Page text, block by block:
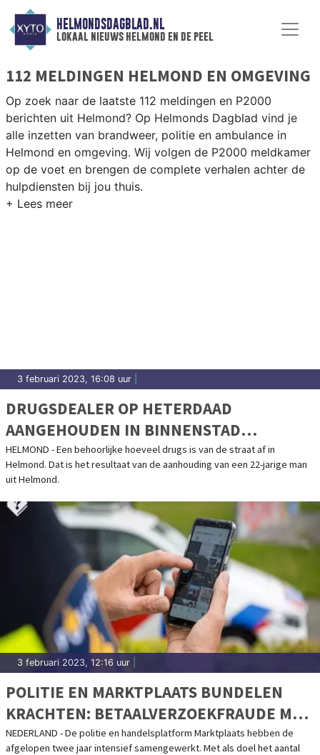
HELMONDSDAGBLAD.NL
lokaal nieuws helmond en de peel
112 MELDINGEN HELMOND EN OMGEVING
Op zoek naar de laatste 112 meldingen en P2000
berichten uit Helmond? Op Helmonds Dagblad vind je
alle inzetten van brandweer, politie en ambulance in
Helmond en omgeving. Wij volgen de P2000 meldkamer
op de voet en brengen de complete verhalen achter de
hulpdiensten bij jou thuis.
3 februari 2023, 16:08 uur
DRUGSDEALER OP HETERDAAD
AANGEHOUDEN IN BINNENSTAD
HELMOND
HELMOND - Een behoorlijke hoeveel drugs is van de straat af in
Helmond. Dat is het resultaat van de aanhouding van een 22-jarige man
uit Helmond.
3 februari 2023, 12:16 uur
POLITIE EN MARKTPLAATS BUNDELEN
KRACHTEN: BETAALVERZOEKFRAUDE MET
RUIM 75% AFGENOMEN
NEDERLAND - De politie en handelsplatform Marktplaats hebben de
afgelopen twee jaar intensief samengewerkt. Met als doel het aantal